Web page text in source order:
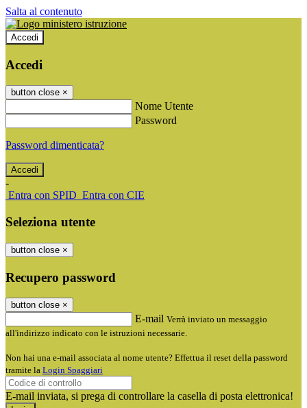
Salta al contenuto
Accedi
Accedi
button close ×
Nome Utente
Password
Password dimenticata?
-
Entra con SPID Entra con CIE
Seleziona utente
button close ×
Recupero password
button close ×
E-mail Verrà inviato un messaggio
all'indirizzo indicato con le istruzioni necessarie.
Non hai una e-mail associata al nome utente? Effettua il reset della password
tramite la Login Spaggiari
E-mail inviata, si prega di controllare la casella di posta elettronica!